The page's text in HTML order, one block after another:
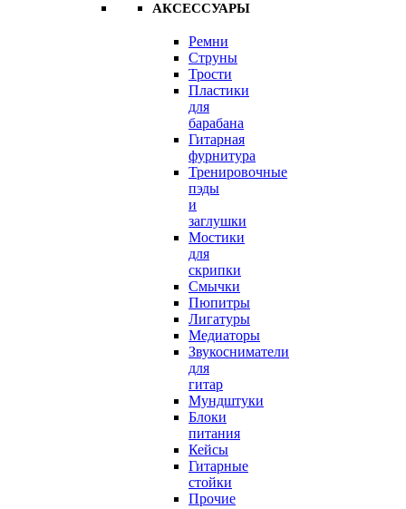
АКСЕССУАРЫ
Ремни
Струны
Трости
Пластики
для
барабана
Гитарная
фурнитура
Тренировочные
пэды
и
заглушки
Мостики
для
скрипки
Смычки
Пюпитры
Лигатуры
Медиаторы
Звукосниматели
для
гитар
Мундштуки
Блоки
питания
Кейсы
Гитарные
стойки
Прочие